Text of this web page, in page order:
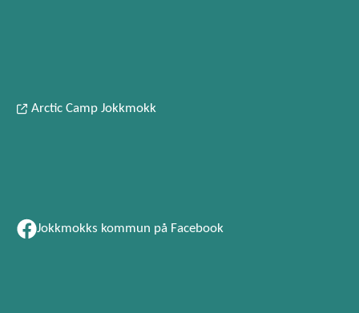
Arctic Camp Jokkmokk
Jokkmokks kommun på Facebook